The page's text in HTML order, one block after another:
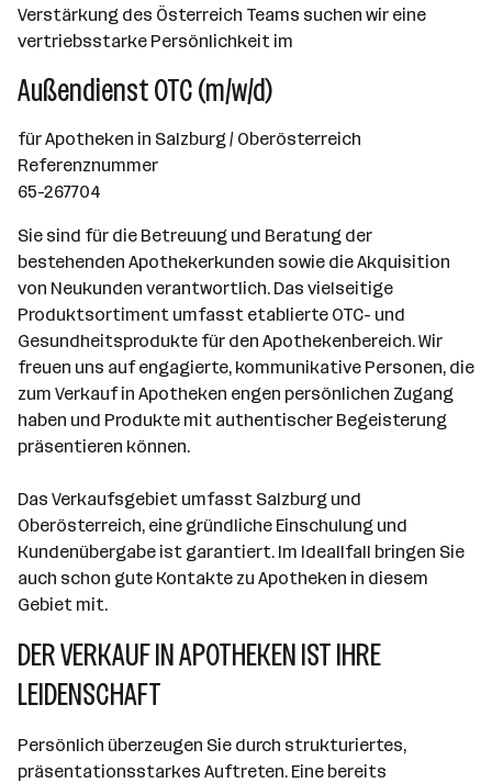
Verstärkung des Österreich Teams suchen wir eine
vertriebsstarke Persönlichkeit im
Außendienst OTC (m/w/d)
für Apotheken in Salzburg / Oberösterreich
Referenznummer
65-267704
Sie sind für die Betreuung und Beratung der
bestehenden Apothekerkunden sowie die Akquisition
von Neukunden verantwortlich. Das vielseitige
Produktsortiment umfasst etablierte OTC- und
Gesundheitsprodukte für den Apothekenbereich. Wir
freuen uns auf engagierte, kommunikative Personen, die
zum Verkauf in Apotheken engen persönlichen Zugang
haben und Produkte mit authentischer Begeisterung
präsentieren können.
Das Verkaufsgebiet umfasst Salzburg und
Oberösterreich, eine gründliche Einschulung und
Kundenübergabe ist garantiert. Im Ideallfall bringen Sie
auch schon gute Kontakte zu Apotheken in diesem
Gebiet mit.
DER VERKAUF IN APOTHEKEN IST IHRE
LEIDENSCHAFT
Persönlich überzeugen Sie durch strukturiertes,
präsentationsstarkes Auftreten. Eine bereits